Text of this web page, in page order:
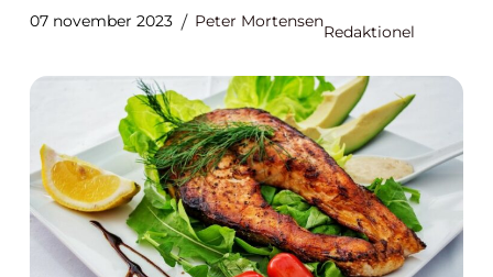
07 november 2023 Peter Mortensen
Redaktionel